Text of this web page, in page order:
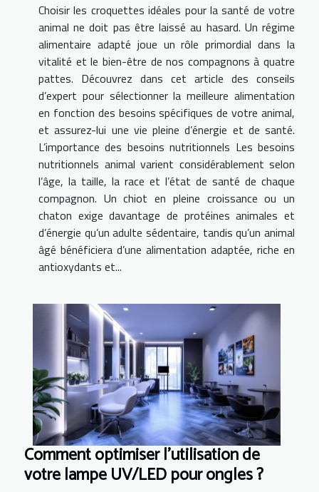
Choisir les croquettes idéales pour la santé de votre
animal ne doit pas être laissé au hasard. Un régime
alimentaire adapté joue un rôle primordial dans la
vitalité et le bien-être de nos compagnons à quatre
pattes. Découvrez dans cet article des conseils
d’expert pour sélectionner la meilleure alimentation
en fonction des besoins spécifiques de votre animal,
et assurez-lui une vie pleine d’énergie et de santé.
L’importance des besoins nutritionnels Les besoins
nutritionnels animal varient considérablement selon
l’âge, la taille, la race et l’état de santé de chaque
compagnon. Un chiot en pleine croissance ou un
chaton exige davantage de protéines animales et
d’énergie qu’un adulte sédentaire, tandis qu’un animal
âgé bénéficiera d’une alimentation adaptée, riche en
antioxydants et...
Comment optimiser l'utilisation de
votre lampe UV/LED pour ongles ?